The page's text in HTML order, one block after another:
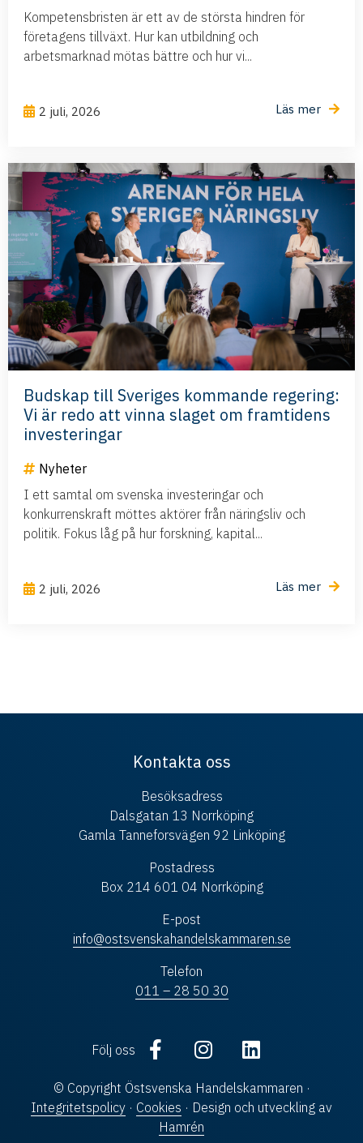
Kompetensbristen är ett av de största hindren för
företagens tillväxt. Hur kan utbildning och
arbetsmarknad mötas bättre och hur vi...
2 juli, 2026 Läs mer
Budskap till Sveriges kommande regering:
Vi är redo att vinna slaget om framtidens
investeringar
Nyheter
I ett samtal om svenska investeringar och
konkurrenskraft möttes aktörer från näringsliv och
politik. Fokus låg på hur forskning, kapital...
2 juli, 2026 Läs mer
Kontakta oss
Besöksadress
Dalsgatan 13 Norrköping
Gamla Tanneforsvägen 92 Linköping
Postadress
Box 214 601 04 Norrköping
E-post
info@ostsvenskahandelskammaren.se
Telefon
011 – 28 50 30
Följ oss
© Copyright Östsvenska Handelskammaren ·
Integritetspolicy · Cookies · Design och utveckling av
Hamrén